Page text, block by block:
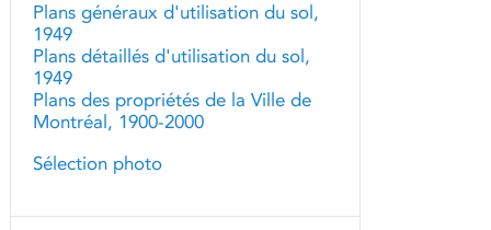
Plans généraux d'utilisation du sol,
1949
Plans détaillés d'utilisation du sol,
1949
Plans des propriétés de la Ville de
Montréal, 1900-2000
Sélection photo